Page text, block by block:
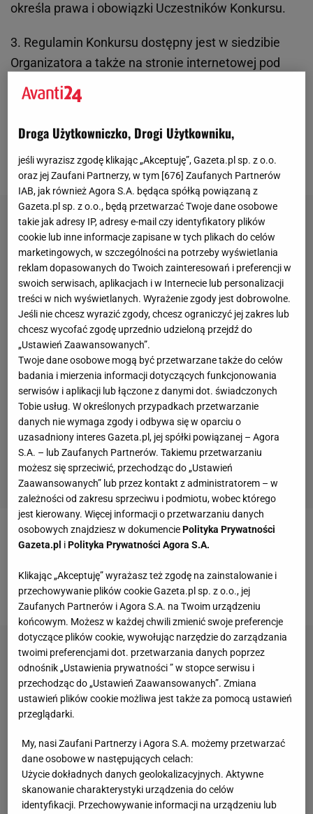
określa prawa i obowiązki Uczestników Konkursu.
3. Regulamin Konkursu dostępny jest w siedzibie
Organizatora a także na stronie internetowej pod
adresemwww.avanti24.pl
konkursu . Organizator zastrzega sobie uprawnienie
czasie, pod warunkiem, że taka zmiana nie naruszy
praw nabytych Uczestników Konkursu.
4. Konkurs trwa od godz. 13.00 dnia 29.06.2015 do
§ 2. Uczestnictwo w Konkursie.
Droga Użytkowniczko, Drogi Użytkowniku,
jeśli wyrazisz zgodę klikając „Akceptuję”, Gazeta.pl sp. z o.o.
oraz jej Zaufani Partnerzy, w tym [ 676 ] Zaufanych Partnerów
IAB, jak również Agora S.A. będąca spółką powiązaną z
Gazeta.pl sp. z o.o., będą przetwarzać Twoje dane osobowe
takie jak adresy IP, adresy e-mail czy identyfikatory plików
cookie lub inne informacje zapisane w tych plikach do celów
marketingowych, w szczególności na potrzeby wyświetlania
reklam dopasowanych do Twoich zainteresowań i preferencji w
swoich serwisach, aplikacjach i w Internecie lub personalizacji
treści w nich wyświetlanych. Wyrażenie zgody jest dobrowolne.
Jeśli nie chcesz wyrazić zgody, chcesz ograniczyć jej zakres lub
chcesz wycofać zgodę uprzednio udzieloną przejdź do
„Ustawień Zaawansowanych”.
Twoje dane osobowe mogą być przetwarzane także do celów
badania i mierzenia informacji dotyczących funkcjonowania
serwisów i aplikacji lub łączone z danymi dot. świadczonych
Tobie usług. W określonych przypadkach przetwarzanie
danych nie wymaga zgody i odbywa się w oparciu o
uzasadniony interes Gazeta.pl, jej spółki powiązanej – Agora
S.A. – lub Zaufanych Partnerów. Takiemu przetwarzaniu
możesz się sprzeciwić, przechodząc do „Ustawień
Zaawansowanych” lub przez kontakt z administratorem – w
zależności od zakresu sprzeciwu i podmiotu, wobec którego
jest kierowany. Więcej informacji o przetwarzaniu danych
osobowych znajdziesz w dokumencie Polityka Prywatności
Gazeta.pl i Polityka Prywatności Agora S.A.
Klikając „Akceptuję” wyrażasz też zgodę na zainstalowanie i
przechowywanie plików cookie Gazeta.pl sp. z o.o., jej
Zaufanych Partnerów i Agora S.A. na Twoim urządzeniu
końcowym. Możesz w każdej chwili zmienić swoje preferencje
dotyczące plików cookie, wywołując narzędzie do zarządzania
twoimi preferencjami dot. przetwarzania danych poprzez
odnośnik „Ustawienia prywatności ” w stopce serwisu i
przechodząc do „Ustawień Zaawansowanych”. Zmiana
ustawień plików cookie możliwa jest także za pomocą ustawień
przeglądarki.
My, nasi Zaufani Partnerzy i Agora S.A. możemy przetwarzać
dane osobowe w następujących celach:
Użycie dokładnych danych geolokalizacyjnych. Aktywne
skanowanie charakterystyki urządzenia do celów
identyfikacji. Przechowywanie informacji na urządzeniu lub